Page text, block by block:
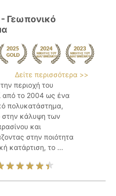
Γεωπονικό
Δείτε περισσότερα >>
περιοχή του
από το 2004 ως ένα
πολυκατάστημα,
στην κάλυψη των
και
στην ποιότητα
κατάρτιση, το ...